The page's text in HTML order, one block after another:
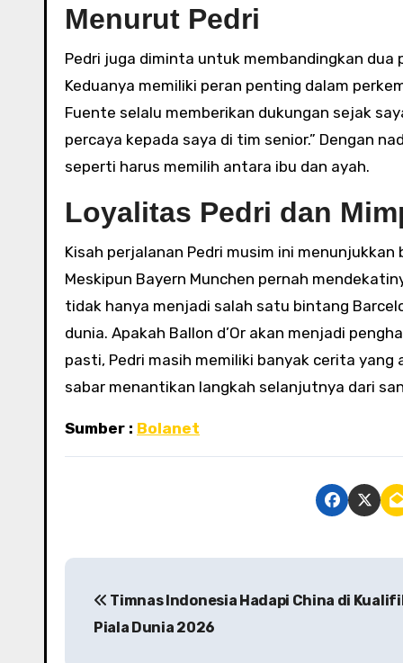
Menurut Pedri
Pedri juga diminta untuk membandingkan dua
Keduanya memiliki peran penting dalam
Fuente selalu memberikan dukungan sejak
percaya kepada saya di tim senior.” Dengan
seperti harus memilih antara ibu dan ayah.
Loyalitas Pedri dan
Kisah perjalanan Pedri musim ini
Meskipun Bayern Munchen pernah
tidak hanya menjadi salah satu bintang
dunia. Apakah Ballon d’Or akan menjadi
pasti, Pedri masih memiliki banyak cerita
sabar menantikan langkah selanjutnya dari
Sumber : Bolanet
Timnas Indonesia Hadapi China di
Piala Dunia 2026